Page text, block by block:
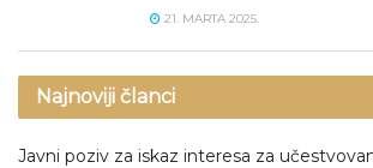
21. MARTA 2025.
Najnoviji članci
Javni poziv za iskaz interesa za